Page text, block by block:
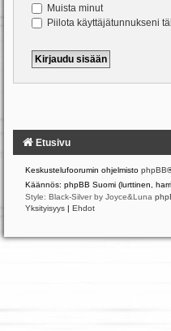
Muista minut
Piilota käyttäjätunnukseni
Etusivu
Keskustelufoorumin ohjelmisto phpBB
Käännös: phpBB Suomi (lurttinen,
Style: Black-Silver by Joyce&Luna
Yksityisyys | Ehdot